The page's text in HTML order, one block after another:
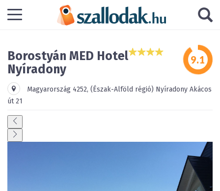
Borostyán MED Hotel
Nyíradony
Magyarország 4252, (Észak-Alföld régió) Nyíradony Akácos
út 21